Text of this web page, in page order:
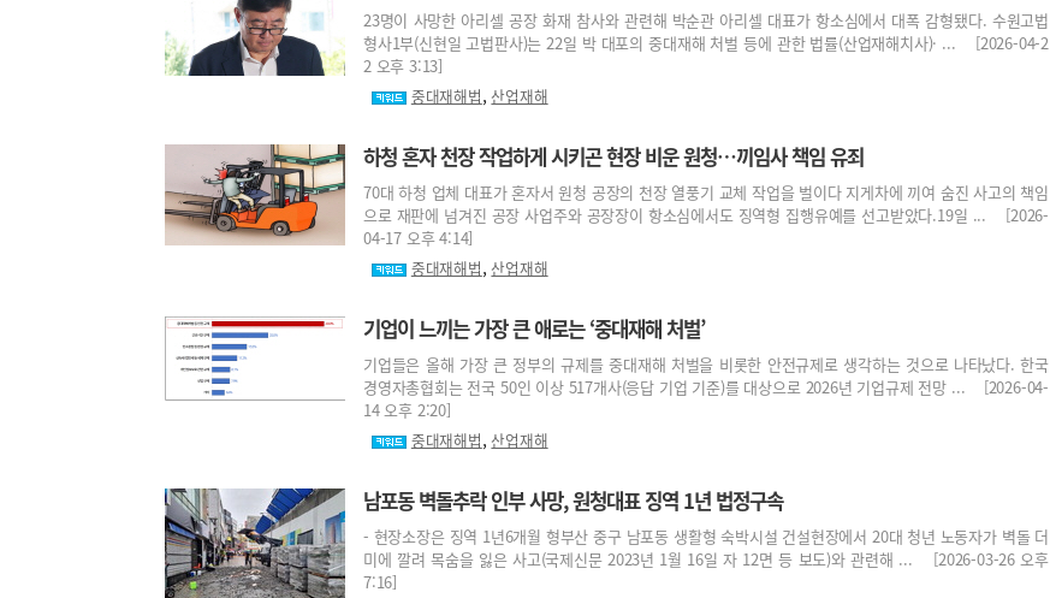
23명이 사망한 아리셀 공장 화재 참사와 관련해 박순관 아리셀 대표가 항소심에서 대폭 감형됐다. 수원고법
형사1부(신현일 고법판사)는 22일 박 대포의 중대재해 처벌 등에 관한 법률(산업재해치사)· ... [2026-04-2
2 오후 3:13]
중대재해법, 산업재해
하청 혼자 천장 작업하게 시키곤 현장 비운 원청…끼임사 책임 유죄
70대 하청 업체 대표가 혼자서 원청 공장의 천장 열풍기 교체 작업을 벌이다 지게차에 끼여 숨진 사고의 책임
으로 재판에 넘겨진 공장 사업주와 공장장이 항소심에서도 징역형 집행유예를 선고받았다.19일 ... [2026-
04-17 오후 4:14]
중대재해법, 산업재해
기업이 느끼는 가장 큰 애로는 ‘중대재해 처벌’
기업들은 올해 가장 큰 정부의 규제를 중대재해 처벌을 비롯한 안전규제로 생각하는 것으로 나타났다. 한국
경영자총협회는 전국 50인 이상 517개사(응답 기업 기준)를 대상으로 2026년 기업규제 전망 ... [2026-04-
14 오후 2:20]
중대재해법, 산업재해
남포동 벽돌추락 인부 사망, 원청대표 징역 1년 법정구속
- 현장소장은 징역 1년6개월 형부산 중구 남포동 생활형 숙박시설 건설현장에서 20대 청년 노동자가 벽돌 더
미에 깔려 목숨을 잃은 사고(국제신문 2023년 1월 16일 자 12면 등 보도)와 관련해 ... [2026-03-26 오후
7:16]